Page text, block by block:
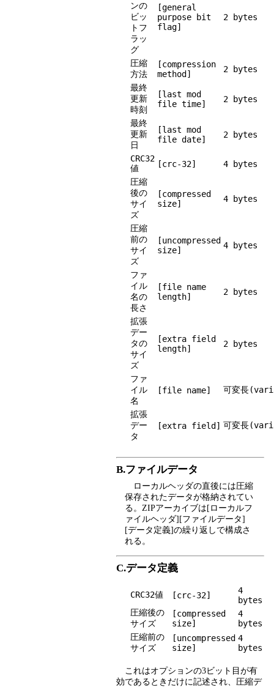
ンの
ビッ
トフ
ラッ
グ
[general
purpose bit
flag]
2 bytes
圧縮
方法
[compression
method]
2 bytes
最終
更新
時刻
[last mod
file time]
2 bytes
最終
更新
日
[last mod
file date]
2 bytes
CRC32
値
[crc-32]
4 bytes
圧縮
後の
サイ
ズ
[compressed
size]
4 bytes
圧縮
前の
サイ
ズ
[uncompressed
size]
4 bytes
ファ
イル
名の
長さ
[file name
length]
2 bytes
拡張
デー
タの
サイ
ズ
[extra field
length]
2 bytes
ファ
イル
名
[file name] 可変長
拡張
デー
タ
[extra field] 可変長
B.ファイルデータ
ローカルヘッダの直後には圧縮
保存されたデータが格納されてい
る。ZIPアーカイブは[ローカルフ
ァイルヘッダ][ファイルデータ]
[データ定義]の繰り返しで構成さ
れる。
C.データ定義
CRC32値 [crc-32]
4
bytes
圧縮後の
サイズ
[compressed
size]
4
bytes
圧縮前の
サイズ
[uncompressed
size]
4
bytes
これはオプションの3ビット目が有
効であるときだけに記述され、圧縮デ